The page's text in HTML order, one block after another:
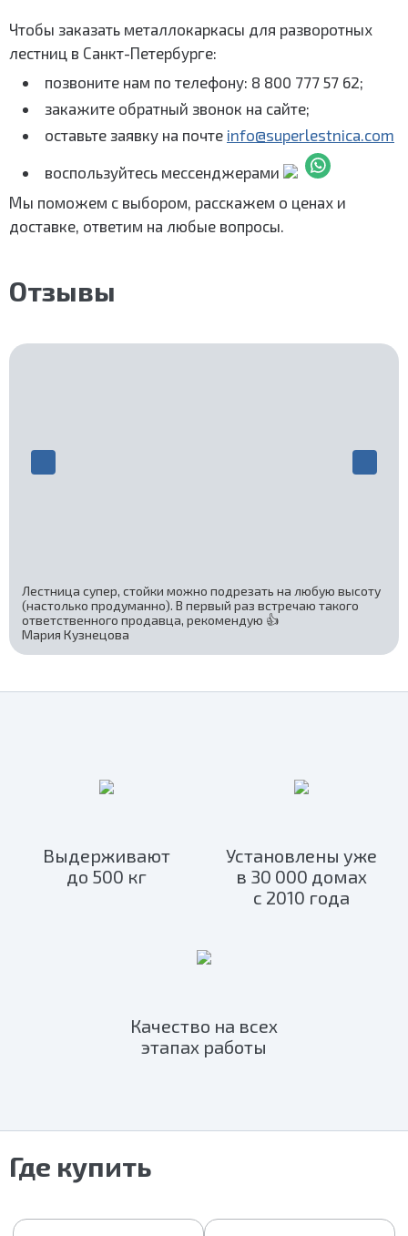
Чтобы заказать металлокаркасы для разворотных
лестниц в Санкт-Петербурге:
позвоните нам по телефону: 8 800 777 57 62;
закажите обратный звонок на сайте;
оставьте заявку на почте info@superlestnica.com
воспользуйтесь мессенджерами
Мы поможем с выбором, расскажем о ценах и
доставке, ответим на любые вопросы.
Отзывы
Лестница супер, стойки можно подрезать на любую высоту
(настолько продуманно). В первый раз встречаю такого
ответственного продавца, рекомендую 👍
Мария Кузнецова
Выдерживают
до 500 кг
Установлены уже
в 30 000 домах
с 2010 года
Качество на всех
этапах работы
Где купить